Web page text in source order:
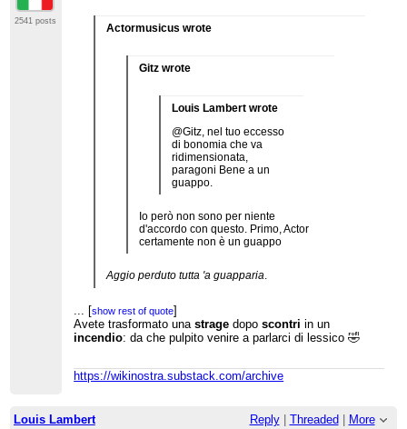
2541 posts
Actormusicus wrote
Gitz wrote
Louis Lambert wrote
@Gitz, nel tuo eccesso
di bonomia che va
ridimensionata,
paragoni Bene a un
guappo.
Io però non sono per niente
d'accordo con questo. Primo, Actor
certamente non è un guappo
Aggio perduto tutta 'a guapparia
[show rest of quote]
Avete trasformato unastrage doposcontri in un
incendio: da che pulpito venire a parlarci di lessico 🤣
https://wikinostra.substack.com/archive
Louis Lambert Reply| Threaded
More